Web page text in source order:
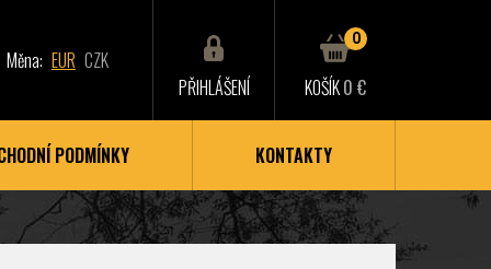
Měna: EUR CZK
PŘIHLÁŠENÍ
0
KOŠÍK0 €
PODMÍNKY KONTAKTY